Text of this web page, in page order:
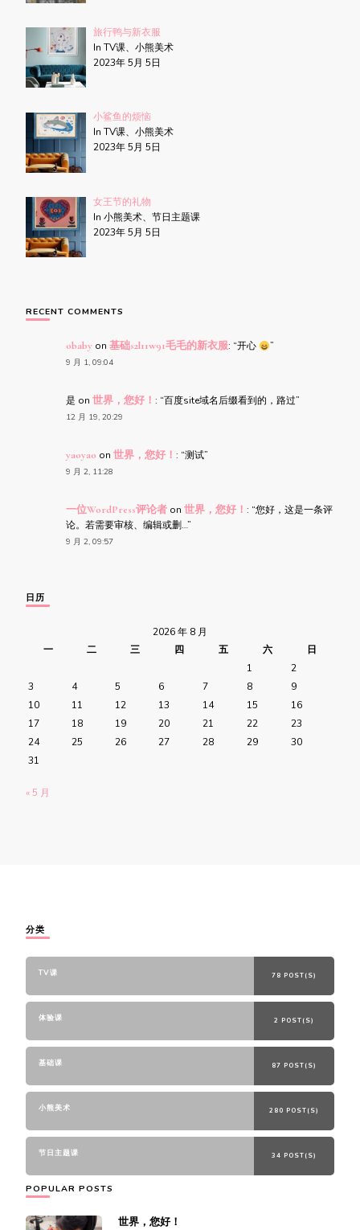
旅行鸭与新衣服
In TV课、小熊美术
2023年 5月 5日
小鲨鱼的烦恼
In TV课、小熊美术
2023年 5月 5日
女王节的礼物
In 小熊美术、节日主题课
2023年 5月 5日
RECENT COMMENTS
obaby on 基础s2l11w91毛毛的新衣服: “开心 ”
9 月 1, 09:04
是 on 世界，您好！ : “百度site域名后缀看到的，路过”
12 月 19, 20:29
yaoyao on 世界，您好！ : “测试”
9 月 2, 11:28
一位WordPress评论者 on 世界，您好！ : “您好，这是一条评
论。若需要审核、编辑或删…”
9 月 2, 09:57
日历
2026 年 8 月
一
二 三 四 五 六
日
1
2
3
4 5 6 7 8
9
10
11 12 13 14 15
16
17
18 19 20 21 22
23
24
25 26 27 28 29
30
31
« 5 月
分类
TV课 78 POST(S)
体验课 2 POST(S)
基础课 87 POST(S)
小熊美术 280 POST(S)
节日主题课 34 POST(S)
POPULAR POSTS
世界，您好！